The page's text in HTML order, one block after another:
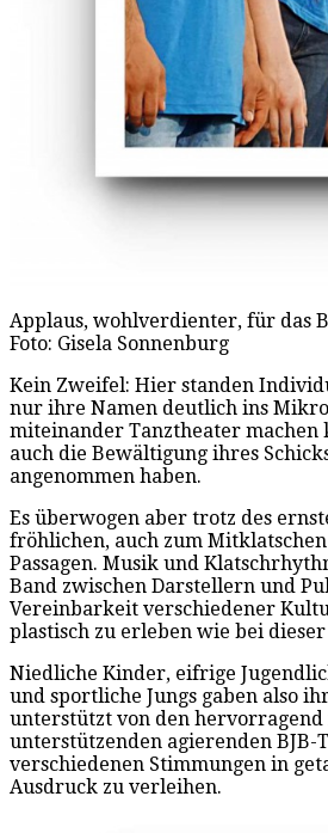
Applaus, wohlverdienter, für das
Foto: Gisela Sonnenburg
Kein Zweifel: Hier standen
nur ihre Namen deutlich ins
miteinander Tanztheater machen
auch die Bewältigung ihres
angenommen haben.
Es überwogen aber trotz des
fröhlichen, auch zum
Passagen. Musik und
Band zwischen Darstellern und
Vereinbarkeit verschiedener
plastisch zu erleben wie bei
Niedliche Kinder, eifrige
und sportliche Jungs gaben also
unterstützt von den hervorragend
unterstützenden agierenden BJB-
verschiedenen Stimmungen in
Ausdruck zu verleihen.